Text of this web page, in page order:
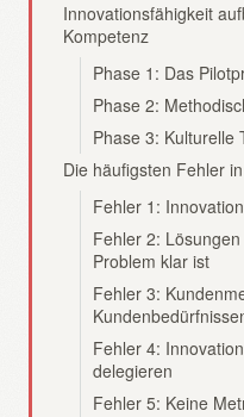
Innovationsfähigkeit
Kompetenz
Phase 1: Das
Phase 2:
Phase 3: Kulturelle
Die häufigsten Fehler
Fehler 1:
Fehler 2:
Problem klar ist
Fehler 3:
Fehler 4:
delegieren
Fehler 5: Keine